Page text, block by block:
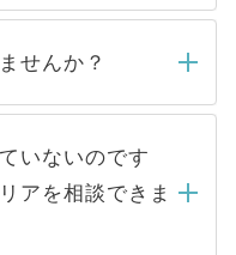
人気のある医療機
応募が殺到する場
件に合った人材の
するケースが増え
とは一切ありませ
ら内定をいただい
ません。内定先へ
パートナーが行い
せんか？
とはありませんの
サイトからの登録
様の個人情報は、
および転職活動の
ます。お預かりし
いないのです
アを相談できま